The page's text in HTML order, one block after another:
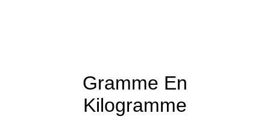
Gramme En
Kilogramme